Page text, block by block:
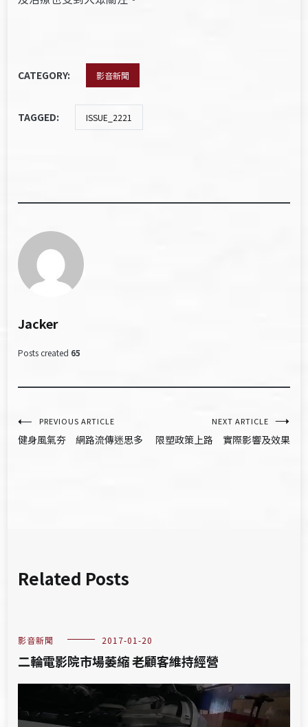
CATEGORY: 影音新聞
TAGGED: ISSUE_2221
Jacker
Posts created 65
文
章
PREVIOUS ARTICLE
健身風氣夯 網路流傳迷思多
NEXT ARTICLE
限塑政策上路 實際影響及效果
Related Posts
影音新聞 2017-01-20
二輪電影院市場萎縮 老顧客維持經營